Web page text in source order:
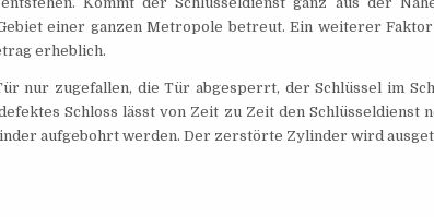
einer ganzen Metropole betreut. Ein weiterer
erheblich.
nur zugefallen, die Tür abgesperrt, der Schlüssel im
Schloss lässt von Zeit zu Zeit den Schlüsseldienst
aufgebohrt werden. Der zerstörte Zylinder wird